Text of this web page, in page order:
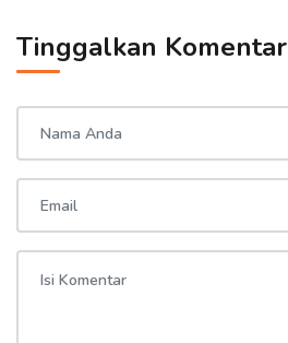
Tinggalkan Komentar